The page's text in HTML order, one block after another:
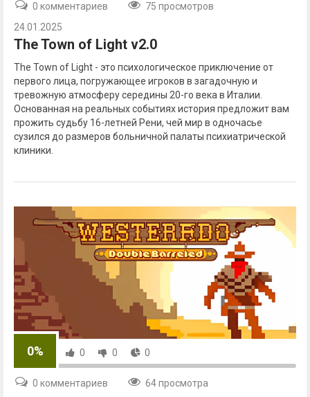
0 комментариев
75 просмотров
24.01.2025
The Town of Light v2.0
The Town of Light - это психологическое приключение от
первого лица, погружающее игроков в загадочную и
тревожную атмосферу середины 20-го века в Италии.
Основанная на реальных событиях история предложит вам
прожить судьбу 16-летней Рени, чей мир в одночасье
сузился до размеров больничной палаты психиатрической
клиники.
0% 0 0 0
0 комментариев
64 просмотра